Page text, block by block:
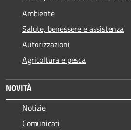
Ambiente
Salute, benessere e assistenza
Autorizzazioni
Agricoltura e pesca
NOVITÀ
Notizie
Comunicati